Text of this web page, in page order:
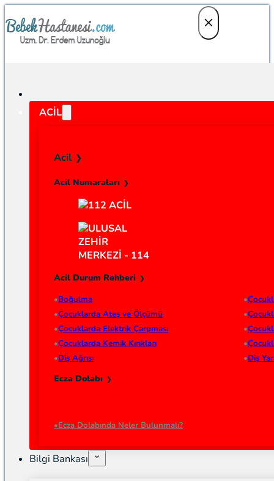
ACIL
Acil
Acil Numaraları
Acil Durum Rehberi
Boğulma
Çocuklarda Ateş ve Ölçümü
Çocuklarda Elektrik Çarpması
Çocuklarda Kemik Kırıkları
Diş Ağrısı
Diş
Ecza Dolabı
Ecza Dolabında Neler Bulunmalı?
Bilgi Bankası